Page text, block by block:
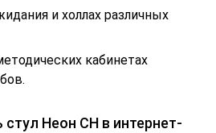
и холлах различных
кабинетах
стул Неон СН в интернет-